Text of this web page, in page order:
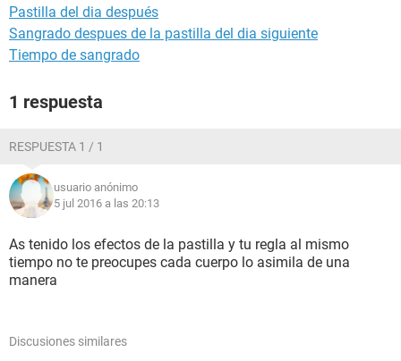
Pastilla del dia después
Sangrado despues de la pastilla del dia siguiente
Tiempo de sangrado
1 respuesta
RESPUESTA 1 / 1
usuario anónimo
5 jul 2016 a las 20:13
As tenido los efectos de la pastilla y tu regla al mismo
tiempo no te preocupes cada cuerpo lo asimila de una
manera
Discusiones similares